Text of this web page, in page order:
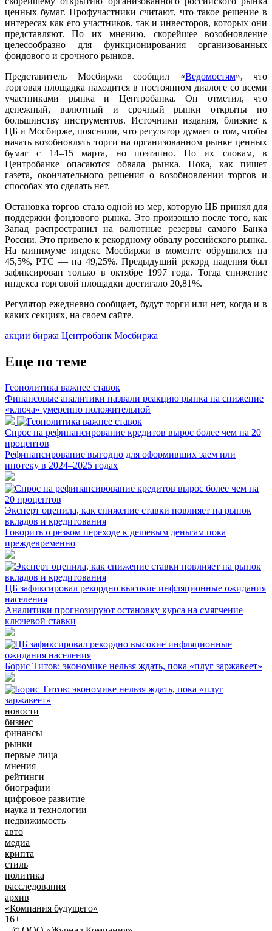
ценных бумаг. Профучастники считают, что такое решение в
интересах как его участников, так и инвесторов, которых они
представляют. По их мнению, скорейшее возобновление
целесообразно для функционирования организованных
фондового и срочного рынков.
Представитель Мосбиржи сообщил «Ведомостям», что
торговая площадка находится в постоянном диалоге со всеми
участниками рынка и Центробанка. Он отметил, что
денежный, валютный и срочный рынки открыты по
большинству инструментов. Источники издания, близкие к
ЦБ и Мосбирже, пояснили, что регулятор думает о том, чтобы
начать возобновлять торги на организованном рынке ценных
бумаг с 14–15 марта, но поэтапно. По их словам, в
Центробанке опасаются обвала рынка. Пока, как пишет
газета, окончательного решения о возобновлении торгов и
способах это сделать нет.
Остановка торгов стала одной из мер, которую ЦБ принял для
поддержки фондового рынка. Это произошло после того, как
Запад распространил на валютные резервы самого Банка
России. Это привело к рекордному обвалу российского рынка.
На минимуме индекс Мосбиржи в моменте обрушился на
45,5%, РТС — на 49,25%. Предыдущий рекорд падения был
зафиксирован только в октябре 1997 года. Тогда снижение
индекса торговой площадки достигало 20,81%.
Регулятор ежедневно сообщает, будут торги или нет, когда и в
каких секциях, на своем сайте.
акции биржа Центробанк Мосбиржа
Еще по теме
Геополитика важнее ставок
Финансовые аналитики назвали реакцию рынка на снижение
«ключа» умеренно положительной
Спрос на рефинансирование кредитов вырос более чем на 20
процентов
Рефинансирование выгодно для оформивших заем или
ипотеку в 2024–2025 годах
Эксперт оценила, как снижение ставки повлияет на рынок
вкладов и кредитования
Говорить о резком переходе к дешевым деньгам пока
преждевременно
ЦБ зафиксировал рекордно высокие инфляционные ожидания
населения
Аналитики прогнозируют остановку курса на смягчение
ключевой ставки
Борис Титов: экономике нельзя ждать, пока «плуг заржавеет»
новости
бизнес
финансы
рынки
первые лица
мнения
рейтинги
биографии
цифровое развитие
наука и технологии
недвижимость
авто
медиа
крипта
стиль
политика
расследования
архив
«Компания будущего»
16+